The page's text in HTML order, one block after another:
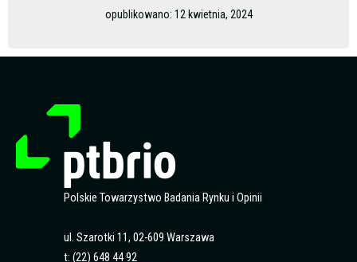
opublikowano: 12 kwietnia, 2024
Polskie Towarzystwo Badania Rynku i Opinii
ul. Szarotki 11, 02-609 Warszawa
t: (22) 648 44 92